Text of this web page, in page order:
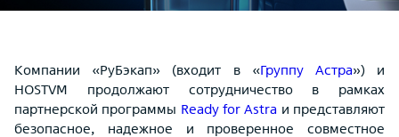
Компании «РуБэкап» (входит в «Группу Астра») и
HOSTVM продолжают сотрудничество в рамках
партнерской программы Ready for Astra и представляют
безопасное, надежное и проверенное совместное